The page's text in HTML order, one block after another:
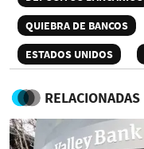
QUIEBRA DE BANCOS
ESTADOS UNIDOS
RELACIONADAS